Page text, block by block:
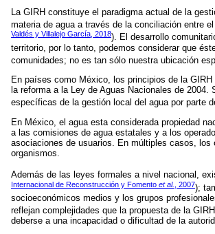
La GIRH constituye el paradigma actual de la
materia de agua a través de la conciliación entre
Valdés y Villalejo García, 2018). El desarrollo
territorio, por lo tanto, podemos considerar que
comunidades; no es tan sólo nuestra ubicación
En países como México, los principios de la
la reforma a la Ley de Aguas Nacionales de
específicas de la gestión local del agua por parte
En México, el agua esta considerada propiedad
a las comisiones de agua estatales y a los
asociaciones de usuarios. En múltiples casos, los
organismos.
Además de las leyes formales a nivel nacional,
Internacional de Reconstrucción y Fomento et al. , 2007);
socioeconómicos medios y los grupos
reflejan complejidades que la propuesta de la
deberse a una incapacidad o dificultad de la